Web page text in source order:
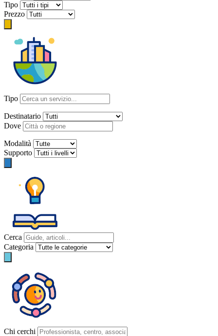
Tipo
Prezzo
Tipo
Destinatario
Dove
Modalità
Supporto
Cerca
Categoria
Chi cerchi